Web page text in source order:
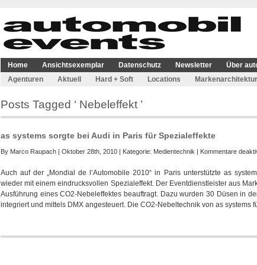
Home Ansichtsexemplar Datenschutz Newsletter Über
Agenturen
Aktuell Hard + Soft Locations Markenarchitektur
Posts Tagged ‘ Nebeleffekt ’
as systems sorgte bei Audi in Paris für Spezialeffekte
By Marco Raupach | Oktober 28th, 2010 | Kategorie: Medientechnik | Kommentare
Auch auf der „Mondial de l’Automobile 2010“ in Paris unterstützte as
wieder mit einem eindrucksvollen Spezialeffekt. Der Eventdienstleister aus
Ausführung eines CO2-Nebeleffektes beauftragt. Dazu wurden 30 Düsen in
integriert und mittels DMX angesteuert. Die CO2-Nebeltechnik von as systems